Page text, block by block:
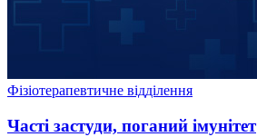
Фізіотерапевтичне відділення
Часті застуди, поганий імунітет